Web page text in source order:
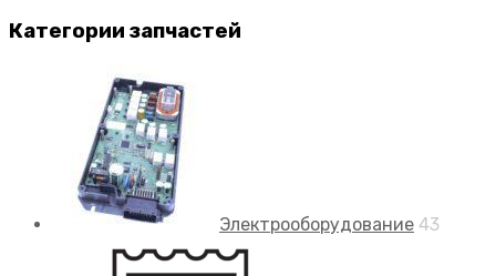
Категории запчастей
Электрооборудование 43